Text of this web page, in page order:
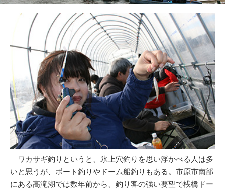
ワカサギ釣りというと、氷上穴釣りを思い浮かべる人は多
いと思うが、ボート釣りやドーム船釣りもある。市原市南部
にある高滝湖では数年前から、釣り客の強い要望で桟橋ドー